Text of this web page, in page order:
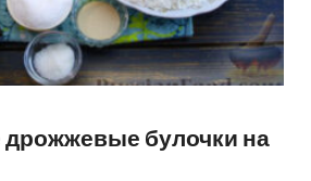
булочки на